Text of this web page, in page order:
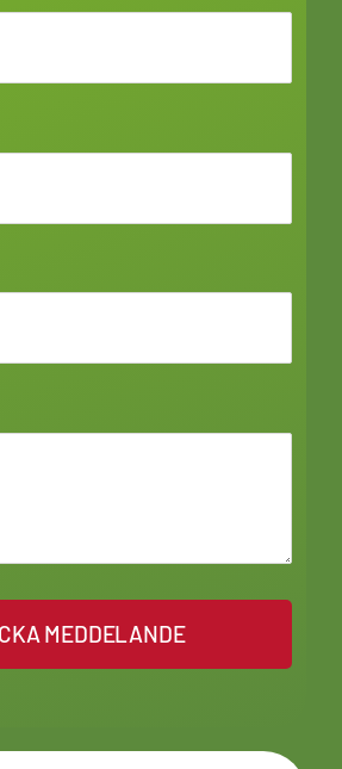
MEDDELANDE